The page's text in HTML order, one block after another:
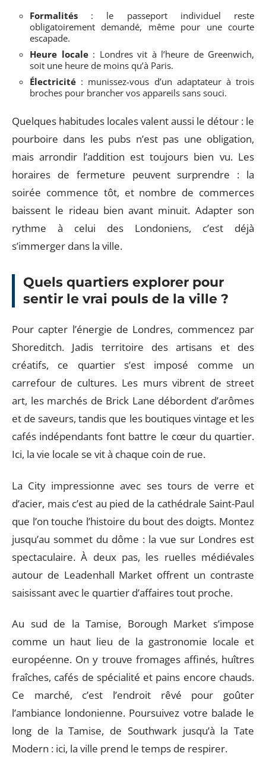
Formalités : le passeport individuel reste
obligatoirement demandé, même pour une courte
escapade.
Heure locale: Londres vit à l’heure de Greenwich,
soit une heure de moins qu’à Paris.
Électricité : munissez-vous d’un adaptateur à trois
broches pour brancher vos appareils sans souci.
Quelques habitudes locales valent aussi le détour : le
pourboire dans les pubs n’est pas une obligation,
mais arrondir l’addition est toujours bien vu. Les
horaires de fermeture peuvent surprendre : la
soirée commence tôt, et nombre de commerces
baissent le rideau bien avant minuit. Adapter son
rythme à celui des Londoniens, c’est déjà
s’immerger dans la ville.
Quels quartiers explorer pour
sentir le vrai pouls de la ville ?
Pour capter l’énergie de Londres, commencez par
Shoreditch. Jadis territoire des artisans et des
créatifs, ce quartier s’est imposé comme un
carrefour de cultures. Les murs vibrent de street
art, les marchés de Brick Lane débordent d’arômes
et de saveurs, tandis que les boutiques vintage et les
cafés indépendants font battre le cœur du quartier.
Ici, la vie locale se vit à chaque coin de rue.
La City impressionne avec ses tours de verre et
d’acier, mais c’est au pied de la cathédrale Saint-Paul
que l’on touche l’histoire du bout des doigts. Montez
jusqu’au sommet du dôme : la vue sur Londres est
spectaculaire. À deux pas, les ruelles médiévales
autour de Leadenhall Market offrent un contraste
saisissant avec le quartier d’affaires tout proche.
Au sud de la Tamise, Borough Market s’impose
comme un haut lieu de la gastronomie locale et
européenne. On y trouve fromages affinés, huîtres
fraîches, cafés de spécialité et pains encore chauds.
Ce marché, c’est l’endroit rêvé pour goûter
l’ambiance londonienne. Poursuivez votre balade le
long de la Tamise, de Southwark jusqu’à la Tate
Modern : ici, la ville prend le temps de respirer.